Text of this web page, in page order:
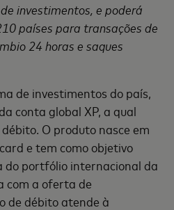
investimentos, e poderá
países para transações de
24 horas e saques
de investimentos do país,
conta global XP, a qual
O produto nasce em
e tem como objetivo
portfólio internacional da
com a oferta de
de débito atende à